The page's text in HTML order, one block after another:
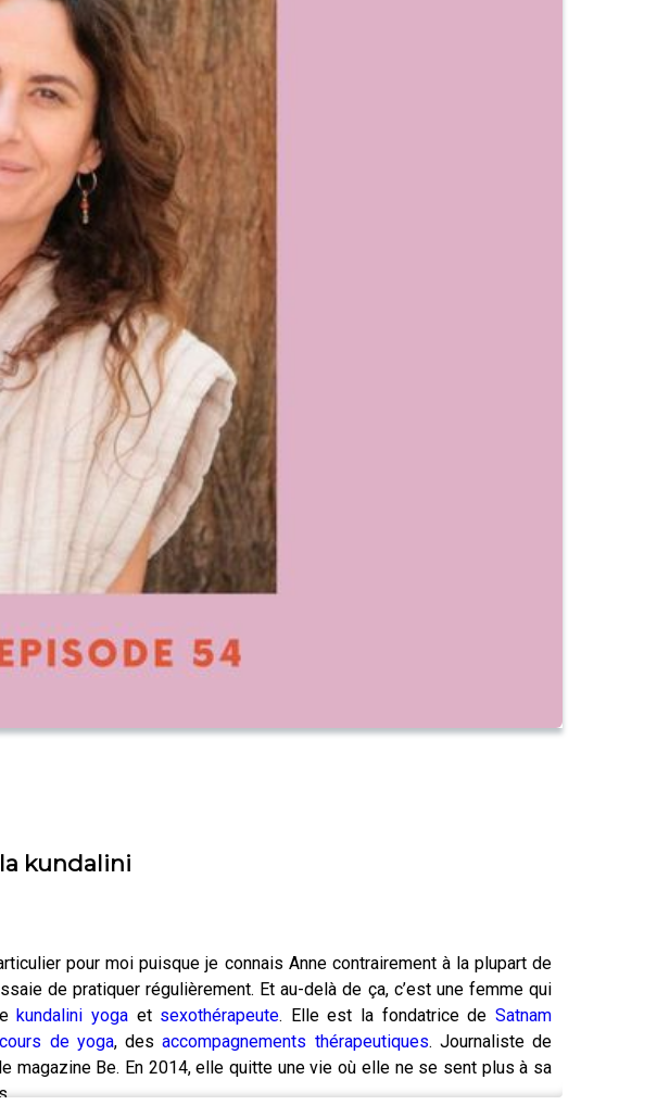
kundalini
pour moi puisque je connais Anne contrairement à la plupart de
de pratiquer régulièrement. Et au-delà de ça, c’est une femme qui
kundalini yogaet sexothérapeute. Elle est la fondatrice deSatnam
cours de yoga, desaccompagnements thérapeutiques. Journaliste de
Be. En 2014, elle quitte une vie où elle ne se sent plus à sa